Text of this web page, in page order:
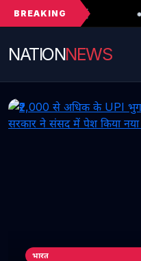
BREAKING● फर्जी PhD विवाद में
NATIONNEWS
भारत